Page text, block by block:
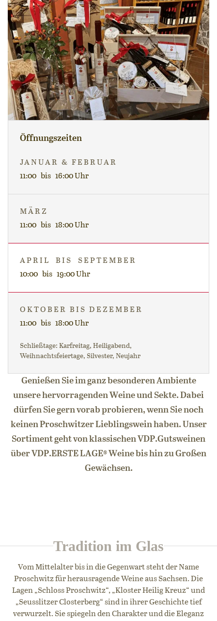
Öffnungszeiten
JANUAR & FEBRUAR
11:00 bis 16:00 Uhr
MÄRZ
11:00 bis 18:00 Uhr
APRIL BIS SEPTEMBER
10:00 bis 19:00 Uhr
OKTOBER BIS DEZEMBER
11:00 bis 18:00 Uhr
Schließtage: Karfreitag, Heiligabend,
Weihnachtsfeiertage, Silvester, Neujahr
Genießen Sie im ganz besonderen Ambiente
unsere hervorragenden Weine und Sekte. Dabei
dürfen Sie gern vorab probieren, wenn Sie noch
keinen Proschwitzer Lieblingswein haben. Unser
Sortiment geht von klassischen VDP.Gutsweinen
über VDP.ERSTE LAGE® Weine bis hin zu Großen
Gewächsen.
Tradition im Glas
Vom Mittelalter bis in die Gegenwart steht der Name
Proschwitz für herausragende Weine aus Sachsen. Die
Lagen „Schloss Proschwitz“, „Kloster Heilig Kreuz“ und
„Seusslitzer Closterberg“ sind in ihrer Geschichte tief
verwurzelt. Sie spiegeln den Charakter und die Eleganz